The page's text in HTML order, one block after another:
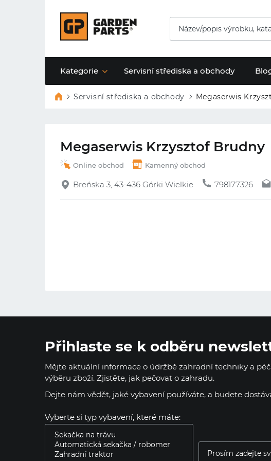
Kategorie Servisní střediska a obchody
Servisní střediska a obchody Megaserwis
Megaserwis Krzysztof Brudny
Online obchod Kamenný obchod
Breńska 3, 43-436 Górki Wielkie 798177326
Přihlaste se k odběru
Mějte aktuální informace o údržbě zahradní techniky a
výběru zboží. Zjistěte, jak pečovat o zahradu.
Dejte nám vědět, jaké vybavení používáte, a budete
Vyberte si typ vybavení, které máte: